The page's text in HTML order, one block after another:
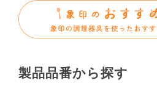
（※）みまもりほっとラインサ
ている専用の製品（レンタル
弊社「
みまもりほっとライン相
２．取扱説明書の内容について
製品品番から探す